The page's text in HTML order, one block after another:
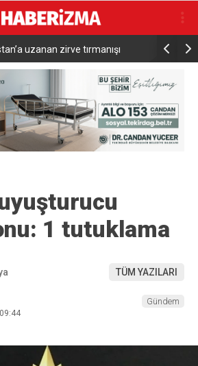
vatandaşlara güvenlik
uyuşturucu
1 tutuklama
TÜM YAZILARI
Gündem